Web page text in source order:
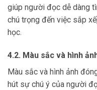
giúp người đọc dễ dàng
chú trọng đến việc sắp
học.
4.2. Màu sắc và hình
Màu sắc và hình ảnh
hút sự chú ý của người